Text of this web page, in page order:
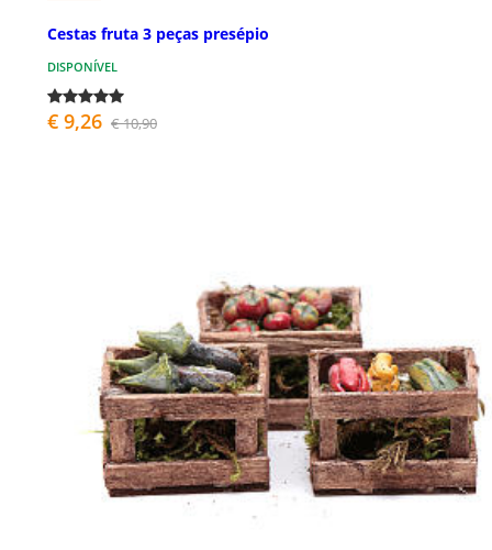
Cestas fruta 3 peças presépio
DISPONÍVEL
€ 9,26 € 10,90